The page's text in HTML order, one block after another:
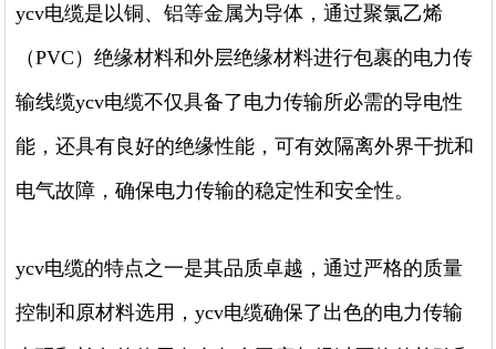
ycv电缆是以铜、铝等金属为导体，通过聚氯乙烯
（PVC）绝缘材料和外层绝缘材料进行包裹的电力传
输线缆ycv电缆不仅具备了电力传输所必需的导电性
能，还具有良好的绝缘性能，可有效隔离外界干扰和
电气故障，确保电力传输的稳定性和安全性。
ycv电缆的特点之一是其品质卓越，通过严格的质量
控制和原材料选用，ycv电缆确保了出色的电力传输